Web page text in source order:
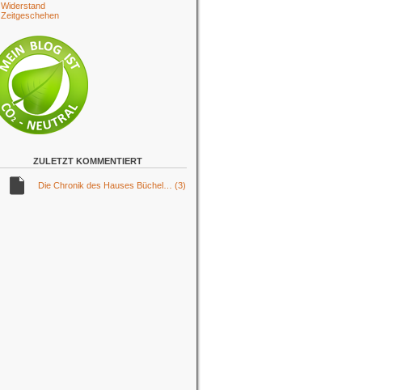
Widerstand
Zeitgeschehen
ZULETZT KOMMENTIERT
Die Chronik des Hauses Büchel… (3)